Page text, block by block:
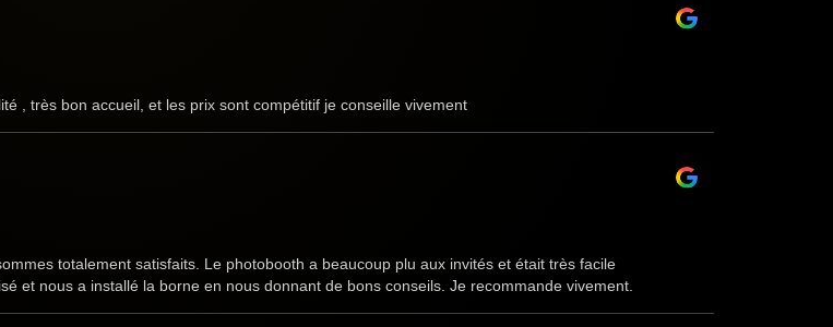
, très bon accueil, et les prix sont compétitif je conseille vivement
totalement satisfaits. Le photobooth a beaucoup plu aux invités et était très facile
et nous a installé la borne en nous donnant de bons conseils. Je recommande vivement.